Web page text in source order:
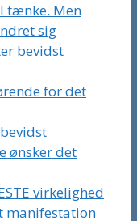
tænke. Men
sig
bevidst
for det
ønsker det
virkelighed
manifestation